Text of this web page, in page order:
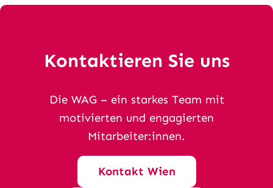
Kontaktieren Sie uns
Die WAG – ein starkes Team mit
motivierten und engagierten
Mitarbeiter:innen.
Kontakt Wien